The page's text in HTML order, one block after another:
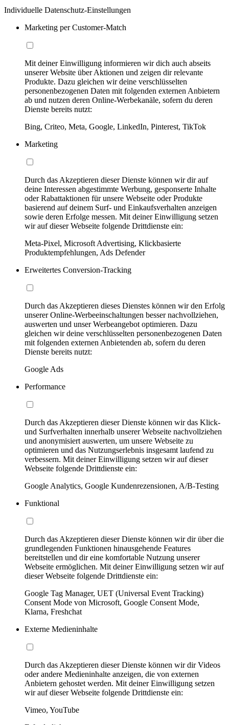
Individuelle Datenschutz-Einstellungen
Marketing per Customer-Match
Mit deiner Einwilligung informieren wir dich auch abseits
unserer Website über Aktionen und zeigen dir relevante
Produkte. Dazu gleichen wir deine verschlüsselten
personenbezogenen Daten mit folgenden externen Anbietern
ab und nutzen deren Online-Werbekanäle, sofern du deren
Dienste bereits nutzt:
Bing, Criteo, Meta, Google, LinkedIn, Pinterest, TikTok
Marketing
Durch das Akzeptieren dieser Dienste können wir dir auf
deine Interessen abgestimmte Werbung, gesponserte Inhalte
oder Rabattaktionen für unsere Webseite oder Produkte
basierend auf deinem Surf- und Einkaufsverhalten anzeigen
sowie deren Erfolge messen. Mit deiner Einwilligung setzen
wir auf dieser Webseite folgende Drittdienste ein:
Meta-Pixel, Microsoft Advertising, Klickbasierte
Produktempfehlungen, Ads Defender
Erweitertes Conversion-Tracking
Durch das Akzeptieren dieses Dienstes können wir den Erfolg
unserer Online-Werbeeinschaltungen besser nachvollziehen,
auswerten und unser Werbeangebot optimieren. Dazu
gleichen wir deine verschlüsselten personenbezogenen Daten
mit folgenden externen Anbietenden ab, sofern du deren
Dienste bereits nutzt:
Google Ads
Performance
Durch das Akzeptieren dieser Dienste können wir das Klick-
und Surfverhalten innerhalb unserer Webseite nachvollziehen
und anonymisiert auswerten, um unsere Webseite zu
optimieren und das Nutzungserlebnis insgesamt laufend zu
verbessern. Mit deiner Einwilligung setzen wir auf dieser
Webseite folgende Drittdienste ein:
Google Analytics, Google Kundenrezensionen, A/B-Testing
Funktional
Durch das Akzeptieren dieser Dienste können wir dir über die
grundlegenden Funktionen hinausgehende Features
bereitstellen und dir eine komfortable Nutzung unserer
Webseite ermöglichen. Mit deiner Einwilligung setzen wir auf
dieser Webseite folgende Drittdienste ein:
Google Tag Manager, UET (Universal Event Tracking)
Consent Mode von Microsoft, Google Consent Mode,
Klarna, Freshchat
Externe Medieninhalte
Durch das Akzeptieren dieser Dienste können wir dir Videos
oder andere Medieninhalte anzeigen, die von externen
Anbietern gehostet werden. Mit deiner Einwilligung setzen
wir auf dieser Webseite folgende Drittdienste ein:
Vimeo, YouTube